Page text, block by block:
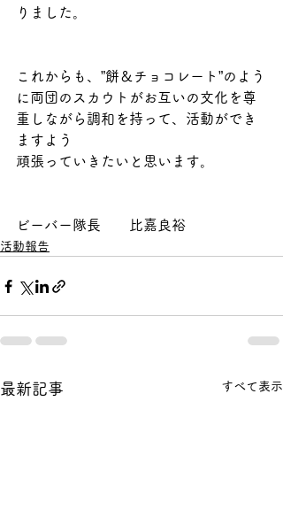
りました。
これからも、”餅＆チョコレート”のよう
に両団のスカウトがお互いの文化を尊
重しながら調和を持って、活動ができ
ますよう
頑張っていきたいと思います。
ビーバー隊長　　比嘉良裕
活動報告
最新記事 すべて表示